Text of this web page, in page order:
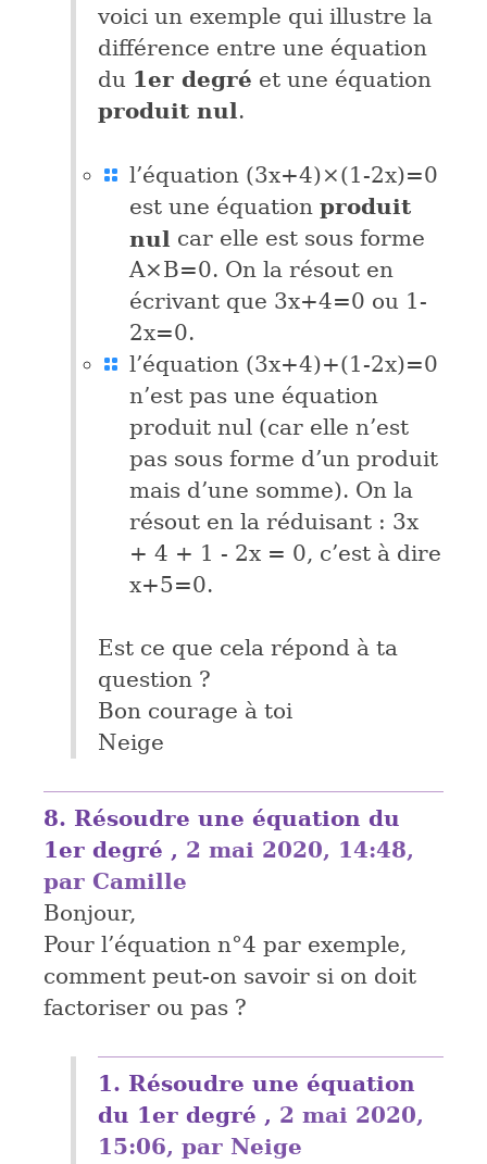
voici un exemple qui illustre la
différence entre une équation
du 1er degré et une équation
produit nul.
l’équation (3x+4)×(1-2x)=0
est une équationproduit
nul car elle est sous forme
A×B=0. On la résout en
écrivant que 3x+4=0 ou 1-
2x=0.
l’équation (3x+4)+(1-2x)=0
n’est pas une équation
produit nul (car elle n’est
pas sous forme d’un produit
mais d’une somme). On la
résout en la réduisant : 3x
+ 4 + 1 - 2x = 0, c’est à dire
x+5=0.
Est ce que cela répond à ta
question ?
Bon courage à toi
Neige
8. Résoudre une équation du
1er degré , 2 mai 2020, 14:48,
par Camille
Bonjour,
Pour l’équation n°4 par exemple,
comment peut-on savoir si on doit
factoriser ou pas ?
1. Résoudre une équation
du 1er degré , 2 mai 2020,
15:06, par Neige